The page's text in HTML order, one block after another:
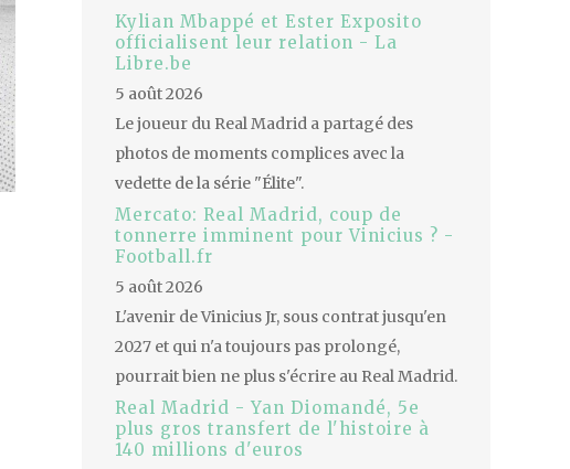
Kylian Mbappé et Ester Exposito
officialisent leur relation - La
Libre.be
5 août 2026
Le joueur du Real Madrid a partagé des
photos de moments complices avec la
vedette de la série "Élite".
Mercato: Real Madrid, coup de
tonnerre imminent pour Vinicius ? -
Football.fr
5 août 2026
L'avenir de Vinicius Jr, sous contrat jusqu'en
2027 et qui n'a toujours pas prolongé,
pourrait bien ne plus s'écrire au Real Madrid.
Real Madrid - Yan Diomandé, 5e
plus gros transfert de l'histoire à
140 millions d'euros